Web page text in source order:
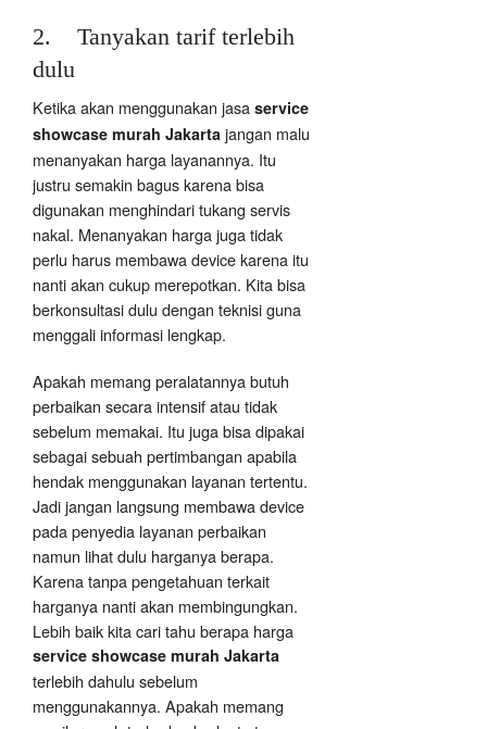
2. Tanyakan tarif terlebih
dulu
Ketika akan menggunakan jasa service
showcase murah Jakarta jangan malu
menanyakan harga layanannya. Itu
justru semakin bagus karena bisa
digunakan menghindari tukang servis
nakal. Menanyakan harga juga tidak
perlu harus membawa device karena itu
nanti akan cukup merepotkan. Kita bisa
berkonsultasi dulu dengan teknisi guna
menggali informasi lengkap.
Apakah memang peralatannya butuh
perbaikan secara intensif atau tidak
sebelum memakai. Itu juga bisa dipakai
sebagai sebuah pertimbangan apabila
hendak menggunakan layanan tertentu.
Jadi jangan langsung membawa device
pada penyedia layanan perbaikan
namun lihat dulu harganya berapa.
Karena tanpa pengetahuan terkait
harganya nanti akan membingungkan.
Lebih baik kita cari tahu berapa harga
service showcase murah Jakarta
terlebih dahulu sebelum
menggunakannya. Apakah memang